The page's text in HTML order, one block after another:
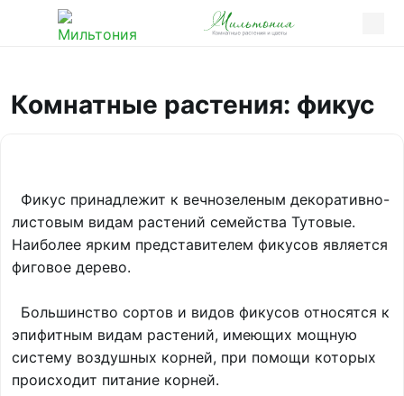
Комнатные растения: фикус
Фикус принадлежит к вечнозеленым декоративно-
листовым видам растений семейства Тутовые.
Наиболее ярким представителем фикусов является
фиговое дерево.
Большинство сортов и видов фикусов относятся к
эпифитным видам растений, имеющих мощную
систему воздушных корней, при помощи которых
происходит питание корней.